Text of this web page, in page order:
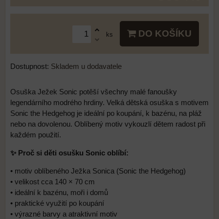
ks DO KOŠÍKU
Dostupnost: Skladem u dodavatele
Osuška Ježek Sonic potěší všechny malé fanoušky
legendárního modrého hrdiny. Velká dětská osuška s motivem
Sonic the Hedgehog je ideální po koupání, k bazénu, na pláž
nebo na dovolenou. Oblíbený motiv vykouzlí dětem radost při
každém použití.
✨ Proč si děti osušku Sonic oblíbí:
• motiv oblíbeného Ježka Sonica (Sonic the Hedgehog)
• velikost cca 140 × 70 cm
• ideální k bazénu, moři i domů
• praktické využití po koupání
• výrazné barvy a atraktivní motiv